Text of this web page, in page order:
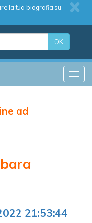
la tua biografia su
OK
ad
21:53:44